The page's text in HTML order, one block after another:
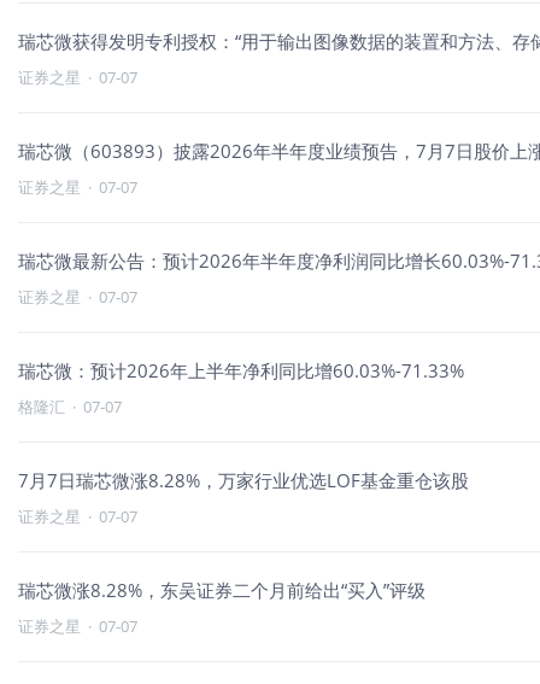
瑞芯微获得发明专利授权：“用于输出图像数据的装置和方法、存
证券之星 · 07-07
瑞芯微（603893）披露2026年半年度业绩预告，7月7日股价上
证券之星 · 07-07
瑞芯微最新公告：预计2026年半年度净利润同比增长60.03%-
证券之星 · 07-07
瑞芯微：预计2026年上半年净利同比增60.03%-71.33%
格隆汇 · 07-07
7月7日瑞芯微涨8.28%，万家行业优选LOF基金重仓该股
证券之星 · 07-07
瑞芯微涨8.28%，东吴证券二个月前给出“买入”评级
证券之星 · 07-07